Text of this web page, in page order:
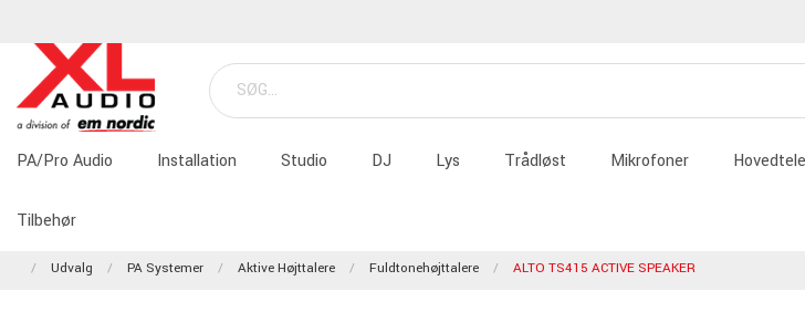
PA/Pro Audio Installation Studio DJ Lys Trådløst Mikrofoner
Tilbehør
Udvalg PA Systemer Aktive Højttalere Fuldtonehøjttalere ALTO TS415 ACTIVE SPEAKER